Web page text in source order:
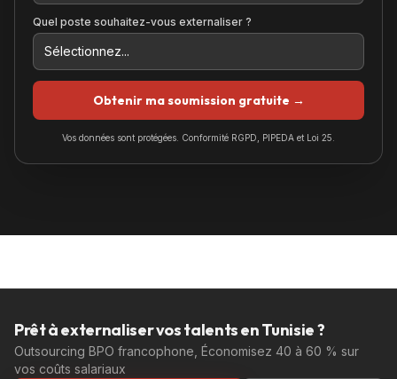
Quel poste souhaitez-vous externaliser ?
Obtenir ma soumission gratuite →
Vos données sont protégées. Conformité RGPD, PIPEDA et Loi 25.
Prêt à externaliser vos talents en Tunisie ?
Outsourcing BPO francophone, Économisez 40 à 60 % sur
vos coûts salariaux